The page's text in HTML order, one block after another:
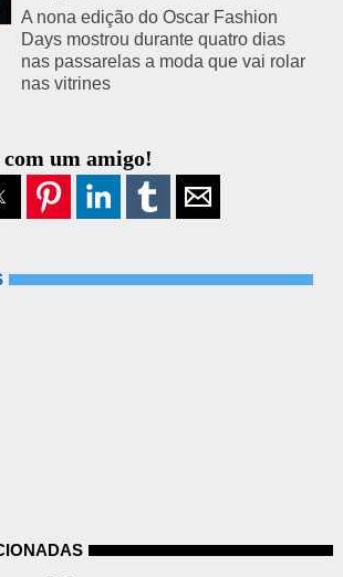
A nona edição do Oscar Fashion
Days mostrou durante quatro dias
nas passarelas a moda que vai rolar
nas vitrines
um amigo!